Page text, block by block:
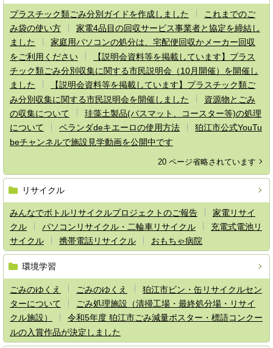
プラスチック類ごみ分別ガイドを作成しました
これまでのご
み袋の使い方
家電4品目の回収サービス事業者と協定を締結し
ました
家庭用パソコンの処分は、宅配便回収かメーカー回収
をご利用ください
【説明会資料等を掲載しています】プラス
チック類ごみ分別収集に関する市民説明会（10月開催）を開催し
ました
【説明会資料等を掲載しています】プラスチック類ご
み分別収集に関する市民説明会を開催しました
資源物とごみ
の収集について
珪藻土製品(バスマット、コースター等)の処理
について
ベランダdeキエーロの使用方法
狛江市公式YouTu
beチャンネルで施設見学動画を公開中です
20 ページ省略されています
リサイクル
みんなでボトルリサイクルプロジェクトのご報告
家電リサイ
クル
パソコンリサイクル・二輪車リサイクル
充電式電池リ
サイクル
携帯電話リサイクル おもちゃ病院
環境学習
ごみのゆくえ ごみのゆくえ
狛江市ビン・缶リサイクルセン
ターについて
ごみ処理施設（清掃工場・最終処分場・リサイ
クル施設）
令和5年度 狛江市ごみ減量ポスター・標語コンクー
ルの入賞作品が決定しました